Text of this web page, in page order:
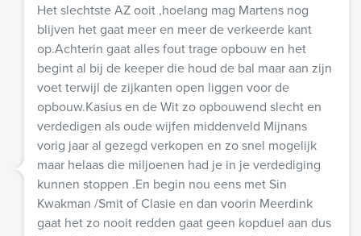
Het slechtste AZ ooit ,hoelang mag Martens nog
blijven het gaat meer en meer de verkeerde kant
op.Achterin gaat alles fout trage opbouw en het
begint al bij de keeper die houd de bal maar aan zijn
voet terwijl de zijkanten open liggen voor de
opbouw.Kasius en de Wit zo opbouwend slecht en
verdedigen als oude wijfen middenveld Mijnans
vorig jaar al gezegd verkopen en zo snel mogelijk
maar helaas die miljoenen had je in je verdediging
kunnen stoppen .En begin nou eens met Sin
Kwakman /Smit of Clasie en dan voorin Meerdink
gaat het zo nooit redden gaat geen kopduel aan dus